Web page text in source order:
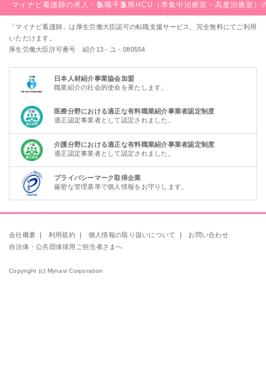
マイナビ看護師の求人・転職千葉県 HCU（準集中治療室・高度治療室）
「マイナビ看護師」は厚生労働大臣認可の転職支援サービス。完全無料にてご利用
いただけます。
厚生労働大臣許可番号 紹介13 - ユ - 080554
日本人材紹介事業協会加盟
職業紹介の社会的使命を果たします。
医療分野における適正な有料職業紹介事業者認定制度
適正認定事業者として認定されました。
介護分野における適正な有料職業紹介事業者認定制度
適正認定事業者として認定されました。
プライバシーマーク取得企業
厳密な管理基準で個人情報をお守りします。
会社概要 ｜ 利用規約 ｜ 個人情報の取り扱いについて ｜
お問い合わせ
自治体・公共団体採用ご担当者さまへ
Copyright (c) Mynavi Corporation